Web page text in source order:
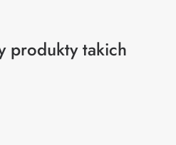
produkty takich